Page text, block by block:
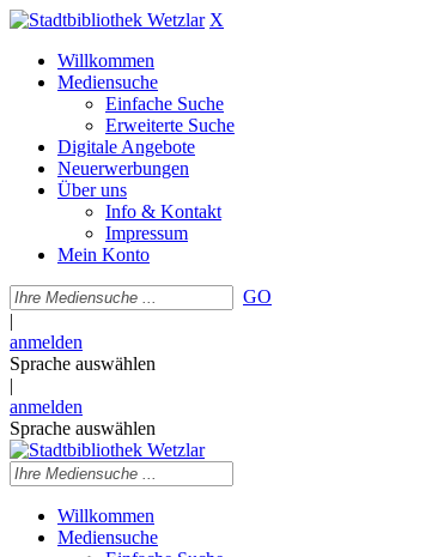
X
Willkommen
Mediensuche
Einfache Suche
Erweiterte Suche
Digitale Angebote
Neuerwerbungen
Über uns
Info & Kontakt
Impressum
Mein Konto
GO
|
anmelden
Sprache auswählen
|
anmelden
Sprache auswählen
Willkommen
Mediensuche